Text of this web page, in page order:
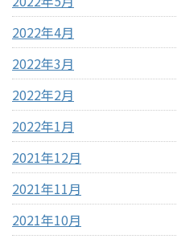
2022年4月
2022年3月
2022年2月
2022年1月
2021年12月
2021年11月
2021年10月